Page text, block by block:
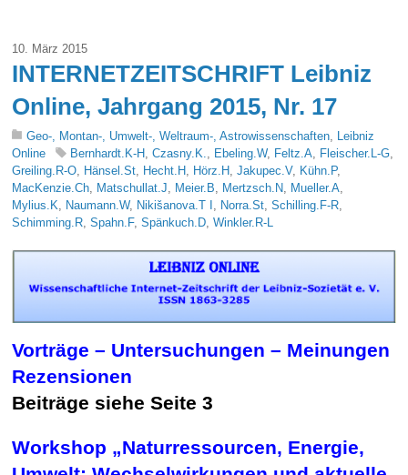
10. März 2015
INTERNETZEITSCHRIFT Leibniz
Online, Jahrgang 2015, Nr. 17
Geo-, Montan-, Umwelt-, Weltraum-, Astrowissenschaften
Leibniz
Online
Bernhardt.K-H ,Czasny.K. Ebeling.W, Feltz.A Fleischer.L-G
Greiling.R-O
Hänsel.St Hecht.H Hörz.H ,Jakupec.V, Kühn.P,
MacKenzie.Ch
Matschullat.J Meier.B Mertzsch.N Mueller.A
Mylius.K
Naumann.W, Nikišanova.T I Norra.St ,Schilling.F-R
Schimming.R ,Spahn.F,Spänkuch.D ,Winkler.R-L
Vorträge – Untersuchungen – Meinungen
Rezensionen
Beiträge siehe Seite 3
Workshop „Naturressourcen, Energie,